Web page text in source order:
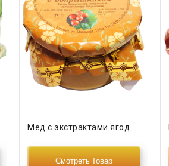
ДОБАВИТЬ В КОРЗИНУ
Мед с экстрактами ягод
Смотреть Товар